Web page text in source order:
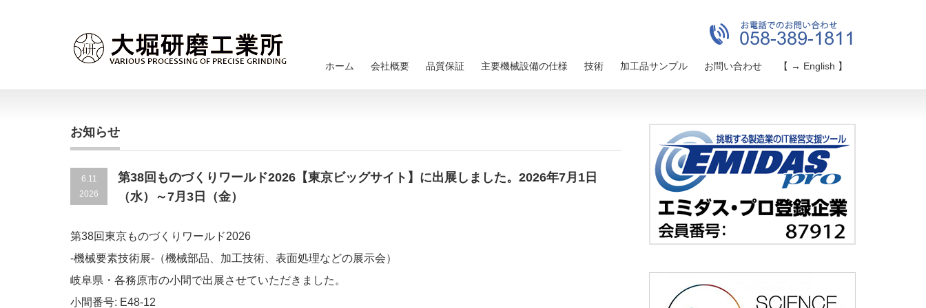
ホーム 会社概要 品質保証 主要機械設備の仕様 技術 加工品サンプル お問い合わせ 【 → English 】
お知らせ
6.11
2026
第38回ものづくりワールド2026【東京ビッグサイト】に出展しました。2026年7月1日
（水）～7月3日（金）
第38回東京ものづくりワールド2026
-機械要素技術展-（機械部品、加工技術、表面処理などの展示会）
岐阜県・各務原市の小間で出展させていただきました。
小間番号: E48-12